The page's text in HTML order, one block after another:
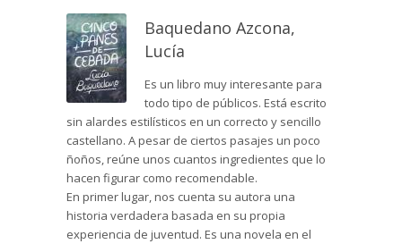
Baquedano Azcona,
Lucía
Es un libro muy interesante para
todo tipo de públicos. Está escrito
sin alardes estilísticos en un correcto y sencillo
castellano. A pesar de ciertos pasajes un poco
ñoños, reúne unos cuantos ingredientes que lo
hacen figurar como recomendable.
En primer lugar, nos cuenta su autora una
historia verdadera basada en su propia
experiencia de juventud. Es una novela en el